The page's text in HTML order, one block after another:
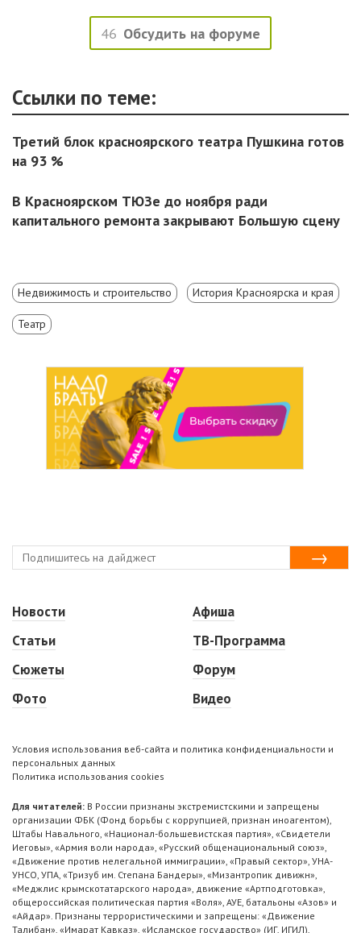
46 Обсудить на форуме
Ссылки по теме:
Третий блок красноярского театра Пушкина готов
на 93 %
В Красноярском ТЮЗе до ноября ради
капитального ремонта закрывают Большую сцену
Недвижимость и строительство История Красноярска и края
Театр
Новости
Статьи
Сюжеты
Фото
Афиша
ТВ-Программа
Форум
Видео
Условия использования веб-сайта и политика конфиденциальности и
персональных данных
Политика использования cookies
Для читателей: В России признаны экстремистскими и запрещены
организации ФБК (Фонд борьбы с коррупцией, признан иноагентом),
Штабы Навального, «Национал-большевистская партия», «Свидетели
Иеговы», «Армия воли народа», «Русский общенациональный союз»,
«Движение против нелегальной иммиграции», «Правый сектор», УНА-
УНСО, УПА, «Тризуб им. Степана Бандеры», «Мизантропик дивижн»,
«Меджлис крымскотатарского народа», движение «Артподготовка»,
общероссийская политическая партия «Воля», АУЕ, батальоны «Азов» и
«Айдар». Признаны террористическими и запрещены: «Движение
Талибан», «Имарат Кавказ», «Исламское государство» (ИГ, ИГИЛ),